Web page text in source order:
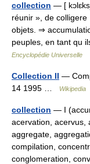
collection — [
réunir », de
objets. ⇒
peuples, en tant qu
Encyclopédie Universelle
Collection II —
14 1995 …
Wikipedia
collection — I
acervation, acervus,
aggregate,
compilation,
conglomeration,